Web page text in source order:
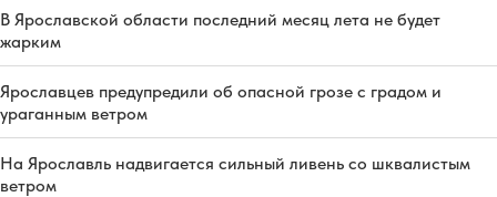
В Ярославской области последний месяц лета не будет
жарким
Ярославцев предупредили об опасной грозе с градом и
ураганным ветром
На Ярославль надвигается сильный ливень со шквалистым
ветром